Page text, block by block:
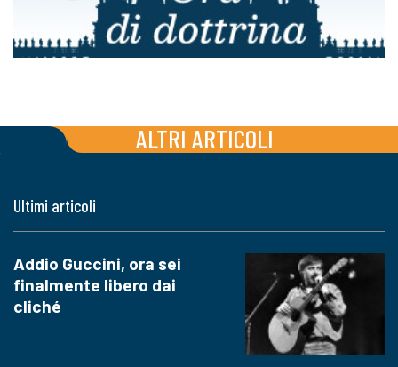
ALTRI ARTICOLI
Ultimi articoli
Addio Guccini, ora sei
finalmente libero dai
cliché